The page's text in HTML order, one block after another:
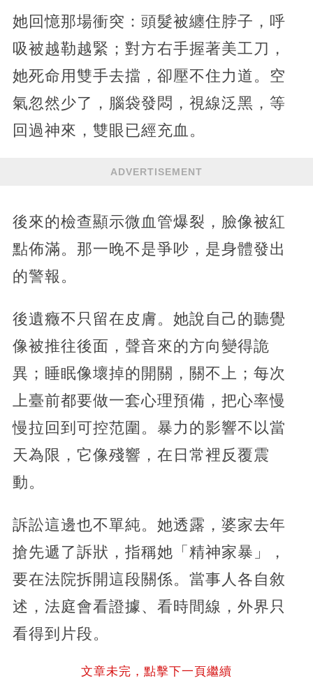
她回憶那場衝突：頭髮被纏住脖子，呼
吸被越勒越緊；對方右手握著美工刀，
她死命用雙手去擋，卻壓不住力道。空
氣忽然少了，腦袋發悶，視線泛黑，等
回過神來，雙眼已經充血。
ADVERTISEMENT
後來的檢查顯示微血管爆裂，臉像被紅
點佈滿。那一晚不是爭吵，是身體發出
的警報。
後遺癥不只留在皮膚。她說自己的聽覺
像被推往後面，聲音來的方向變得詭
異；睡眠像壞掉的開關，關不上；每次
上臺前都要做一套心理預備，把心率慢
慢拉回到可控范圍。暴力的影響不以當
天為限，它像殘響，在日常裡反覆震
動。
訴訟這邊也不單純。她透露，婆家去年
搶先遞了訴狀，指稱她「精神家暴」，
要在法院拆開這段關係。當事人各自敘
述，法庭會看證據、看時間線，外界只
看得到片段。
文章未完，點擊下一頁繼續